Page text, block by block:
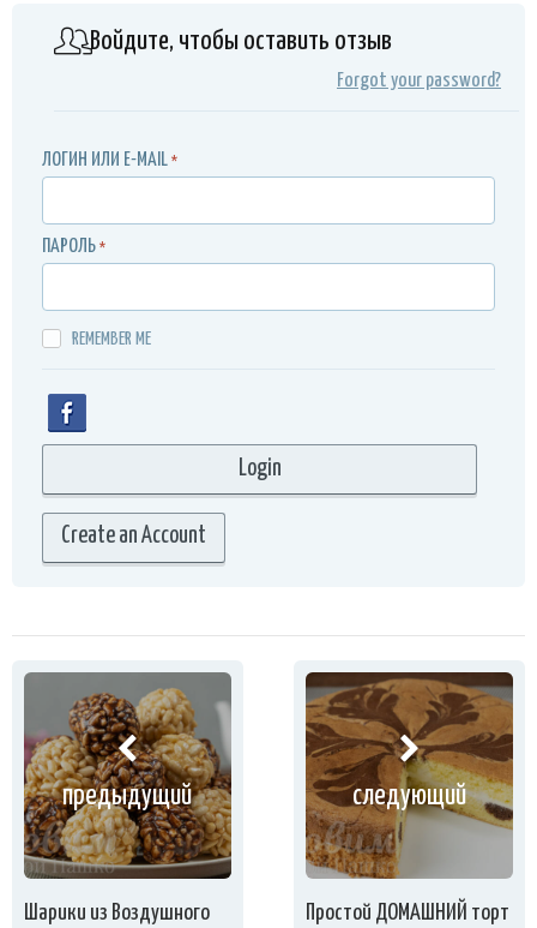
Войдите, чтобы оставить отзыв
Forgot your password?
ЛОГИН ИЛИ E-MAIL *
ПАРОЛЬ *
REMEMBER ME
Create an Account
предыдущий
Шарики из Воздушного
следующий
Простой ДОМАШНИЙ торт